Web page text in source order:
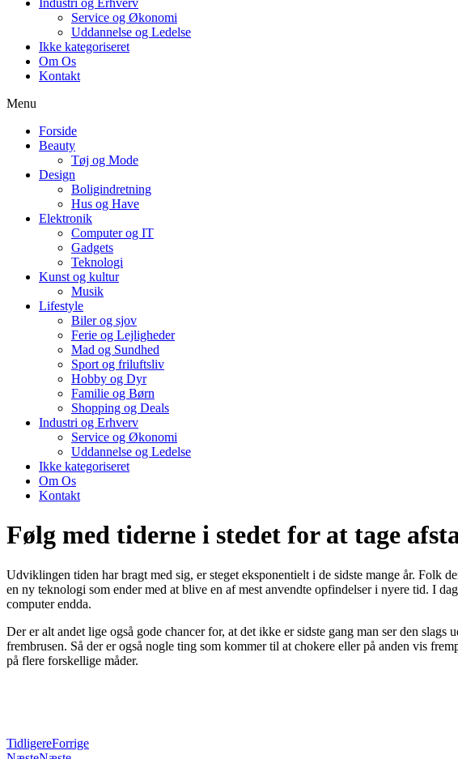
Industri og Erhverv
Service og Økonomi
Uddannelse og Ledelse
Ikke kategoriseret
Om Os
Kontakt
Menu
Forside
Beauty
Tøj og Mode
Design
Boligindretning
Hus og Have
Elektronik
Computer og IT
Gadgets
Teknologi
Kunst og kultur
Musik
Lifestyle
Biler og sjov
Ferie og Lejligheder
Mad og Sundhed
Sport og friluftsliv
Hobby og Dyr
Familie og Børn
Shopping og Deals
Industri og Erhverv
Service og Økonomi
Uddannelse og Ledelse
Ikke kategoriseret
Om Os
Kontakt
Følg med tiderne i stedet for at tage
Udviklingen tiden har bragt med sig, er steget eksponentielt i de sidste mange år. Folk
en ny teknologi som ender med at blive en af mest anvendte opfindelser i nyere tid. I
computer endda.
Der er alt andet lige også gode chancer for, at det ikke er sidste gang man ser den
frembrusen. Så der er også nogle ting som kommer til at chokere eller på anden vis
på flere forskellige måder.
TidligereForrige